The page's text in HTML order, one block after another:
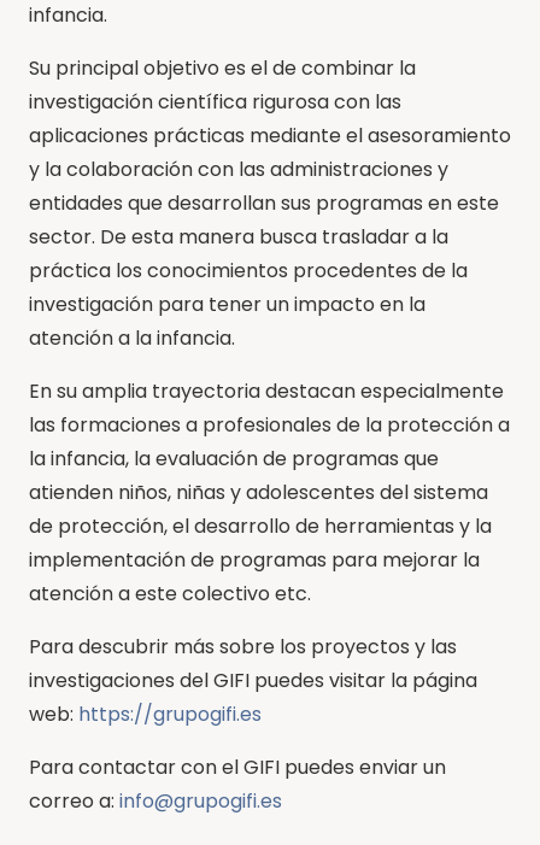
infancia.
Su principal objetivo es el de combinar la
investigación científica rigurosa con las
aplicaciones prácticas mediante el asesoramiento
y la colaboración con las administraciones y
entidades que desarrollan sus programas en este
sector. De esta manera busca trasladar a la
práctica los conocimientos procedentes de la
investigación para tener un impacto en la
atención a la infancia.
En su amplia trayectoria destacan especialmente
las formaciones a profesionales de la protección a
la infancia, la evaluación de programas que
atienden niños, niñas y adolescentes del sistema
de protección, el desarrollo de herramientas y la
implementación de programas para mejorar la
atención a este colectivo etc.
Para descubrir más sobre los proyectos y las
investigaciones del GIFI puedes visitar la página
web: https://grupogifi.es
Para contactar con el GIFI puedes enviar un
correo a: info@grupogifi.es